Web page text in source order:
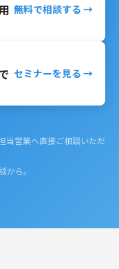
無料で相談する →
セミナーを見る →
当営業へ直接ご相談いただ
から。